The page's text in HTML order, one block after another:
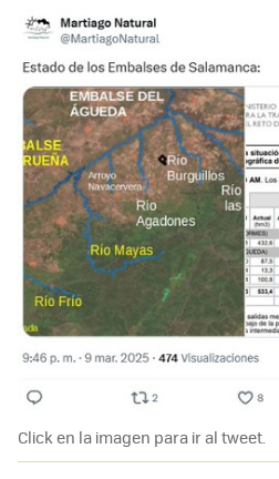
Click en la imagen para ir al tweet.